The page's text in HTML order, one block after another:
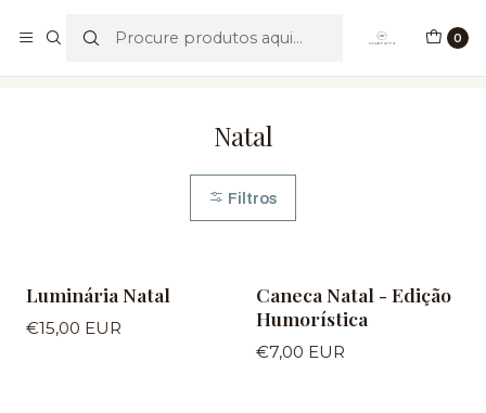
0
Natal
Filtros
Luminária Natal
€15,00 EUR
Caneca Natal - Edição
Humorística
€7,00 EUR